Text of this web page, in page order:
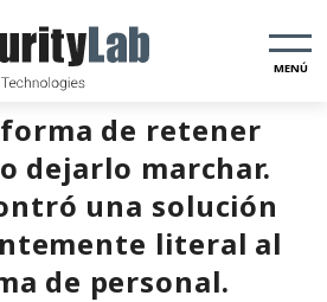
MENÚ
de retener
dejarlo marchar.
una solución
literal al
de personal.